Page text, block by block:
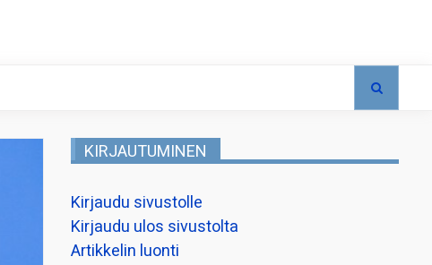
KIRJAUTUMINEN
Kirjaudu sivustolle
Kirjaudu ulos sivustolta
Artikkelin luonti